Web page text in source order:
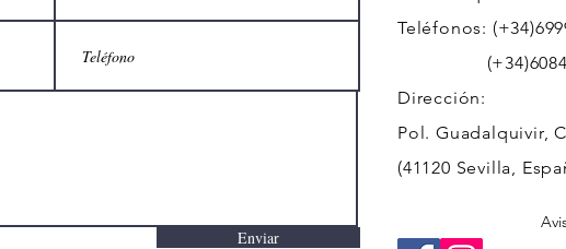
Enviar
Teléfonos:
Dirección:
Pol. Guadalquivir,
(41120 Sevilla,